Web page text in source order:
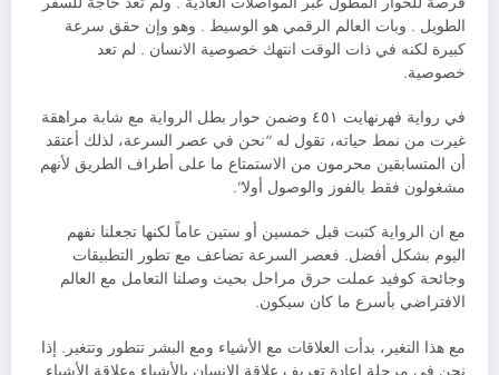
الطويل . وبات العالم الرقمي هو الوسيط . وهو وإن حقق سرعة
كبيرة لكنه في ذات الوقت انتهك خصوصية الانسان . لم تعد
خصوصية.
في رواية فهرنهايت ٤٥١ وضمن حوار بطل الرواية مع شابة مراهقة
غيرت من نمط حياته، تقول له “نحن في عصر السرعة، لذلك أعتقد
أن المتسابقين محرمون من الاستمتاع ما على أطراف الطريق لأنهم
مشغولون فقط بالفوز والوصول أولا”.
مع ان الرواية كتبت قبل خمسين أو ستين عاماً لكنها تجعلنا نفهم
اليوم بشكل أفضل. فعصر السرعة تضاعف مع تطور التطبيقات
وجائحة كوفيد عملت حرق مراحل بحيث وصلنا التعامل مع العالم
الافتراضي بأسرع ما كان سيكون.
مع هذا التغير، بدأت العلاقات مع الأشياء ومع البشر تتطور وتتغير. إذا
نحن في مرحلة إعادة تعريف علاقة الإنسان بالأشياء وعلاقة الأشياء